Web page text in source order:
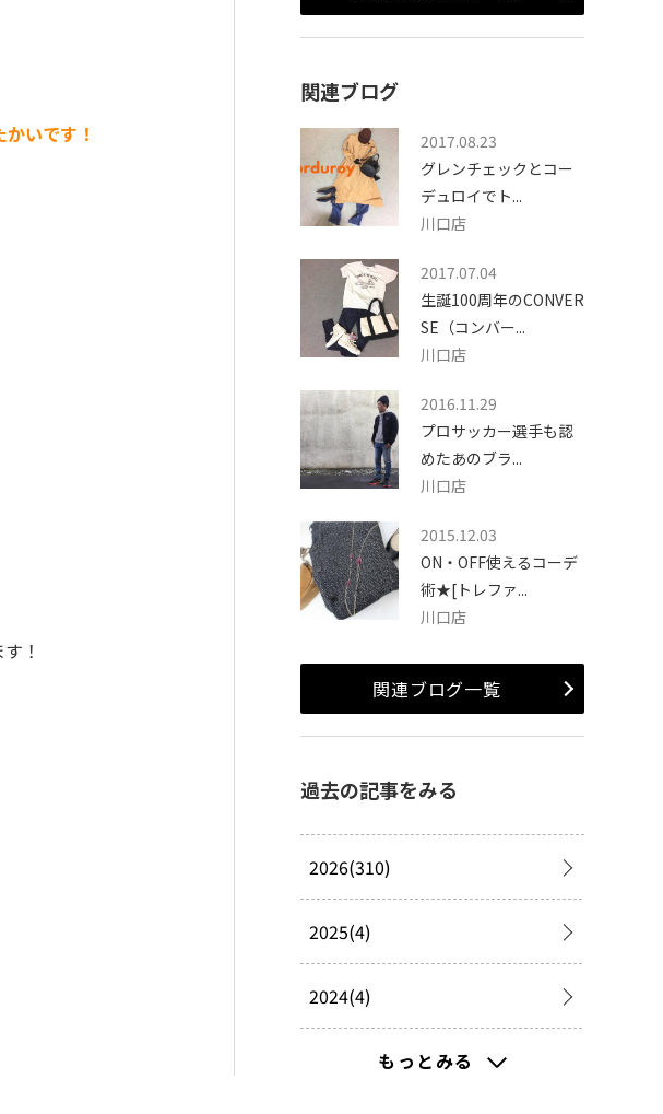
いです！
！
関連ブログ
2017.08.23
グレンチェックとコー
デュロイでト...
川口店
2017.07.04
生誕100周年のCONVER
SE（コンバー...
川口店
2016.11.29
プロサッカー選手も認
めたあのブラ...
川口店
2015.12.03
ON・OFF使えるコーデ
術★[トレファ...
川口店
関連ブログ一覧
過去の記事をみる
2026(310)
2025(4)
2024(4)
もっとみる